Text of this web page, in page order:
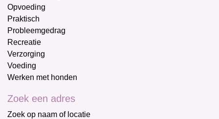
Opvoeding
Praktisch
Probleemgedrag
Recreatie
Verzorging
Voeding
Werken met honden
Zoek een adres
Zoek op naam of locatie